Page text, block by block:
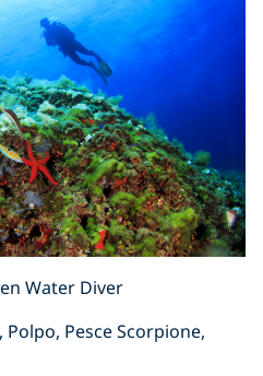
Water Diver
Pesce Scorpione,